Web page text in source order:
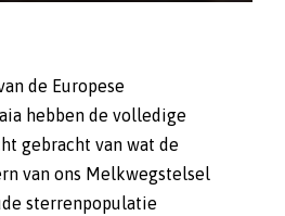
de Europese
hebben de volledige
gebracht van wat de
van ons Melkwegstelsel
sterrenpopulatie